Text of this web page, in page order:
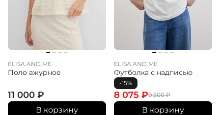
ELISA.AND.ME
Поло ажурное
11 000 ₽
В корзину
ELISA.AND.ME
Футболка с надписью
-15%
9 500₽
8 075 ₽
В корзину